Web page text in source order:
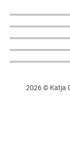
2026 © Katja